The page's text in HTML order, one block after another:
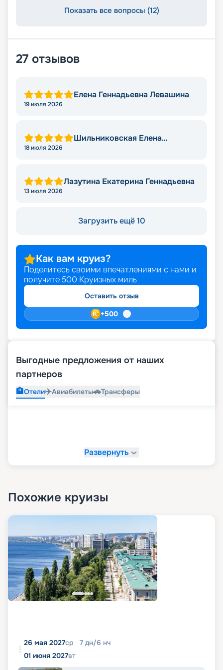
Показать все вопросы (12)
27 отзывов
Елена Геннадьевна Левашина
19 июля 2026
Шильниковская Елена
18 июля 2026
Лазутина Екатерина Геннадьевна
13 июля 2026
Загрузить ещё 10
Как вам круиз?
Поделитесь своими впечатлениями с нами и
получите 500 Круизных миль
Оставить отзыв
+500
Выгодные предложения от наших
партнеров
🏨Отели✈️Авиабилеты🚗Трансферы
Развернуть
Похожие круизы
26 мая 2027ср 7 дн/6 нч
01 июня 2027вт